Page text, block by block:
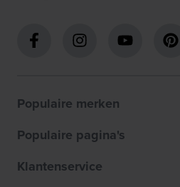
Populaire merken
Populaire pagina's
Klantenservice